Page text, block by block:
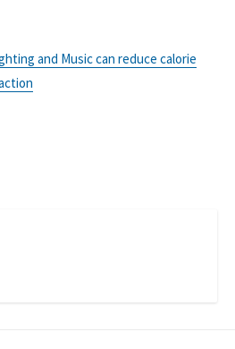
and Music can reduce calorie